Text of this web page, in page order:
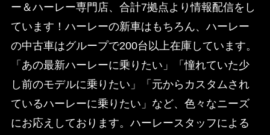
ー＆ハーレー専門店、合計7拠点より情報配信をし
ています！ハーレーの新車はもちろん、ハーレー
の中古車はグループで200台以上在庫しています。
「あの最新ハーレーに乗りたい」「憧れていた少
し前のモデルに乗りたい」「元からカスタムされ
ているハーレーに乗りたい」など、色々なニーズ
にお応えしております。ハーレースタッフによる